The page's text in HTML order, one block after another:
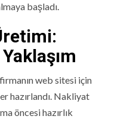
başladı.
web sitesi için
hazırlandı. Nakliyat
öncesi hazırlık